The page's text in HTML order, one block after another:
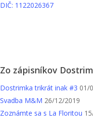
DIČ: 1122026367
Zo zápisníkov
Dostrimka trikrát inak #3 01/
Svadba M&M 26/12/2019
Zoznámte sa s La Floritou